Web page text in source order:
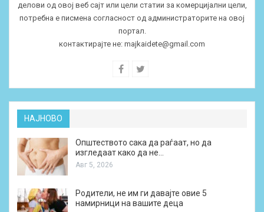
делови од овој веб сајт или цели статии за комерцијални цели,
потребна е писмена согласност од администраторите на овој
портал.
контактирајте не: majkaidete@gmail.com
НАЈНОВО
Општеството сака да раѓаат, но да
изгледаат како да не…
Авг 5, 2026
Родители, не им ги давајте овие 5
намирници на вашите деца